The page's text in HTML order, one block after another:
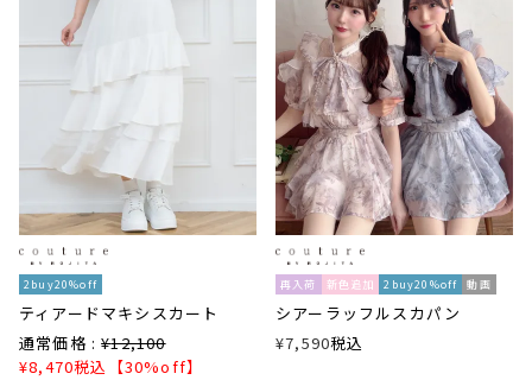
2buy20%off
ティアードマキシスカート
通常価格 : ¥12,100
¥8,470税込 【30%off】
再入荷 新色追加 2buy20%off 動画
シアーラッフルスカパン
¥7,590税込